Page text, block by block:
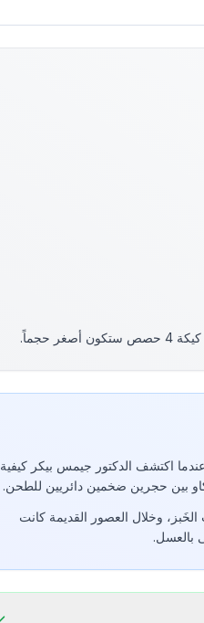
كعكة الشوكولاتة يعود إلى عام 1764، عندما اكتشف الدكتور جيمس بيكر كيفية
بين حجرين ضخمين دائريين للطحن.
وخلال العصور القديمة كانت
بالعسل.